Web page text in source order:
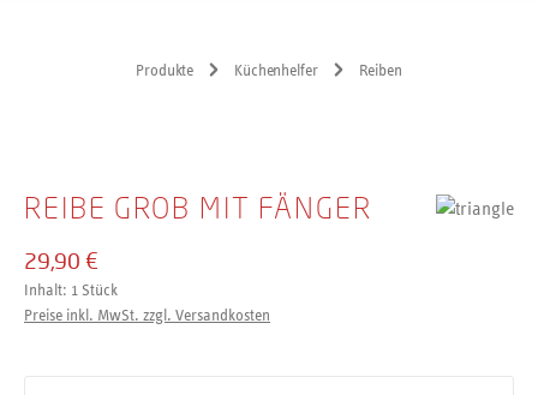
Produkte Küchenhelfer Reiben
REIBE GROB MIT FÄNGER
29,90 €
Inhalt: 1 Stück
Preise inkl. MwSt. zzgl. Versandkosten